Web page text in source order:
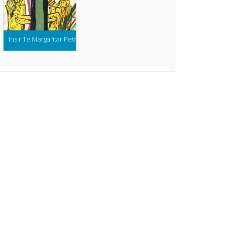
Insir Te Margaritar Petre Ispirescu (Colectia Abc ul Povestilor)